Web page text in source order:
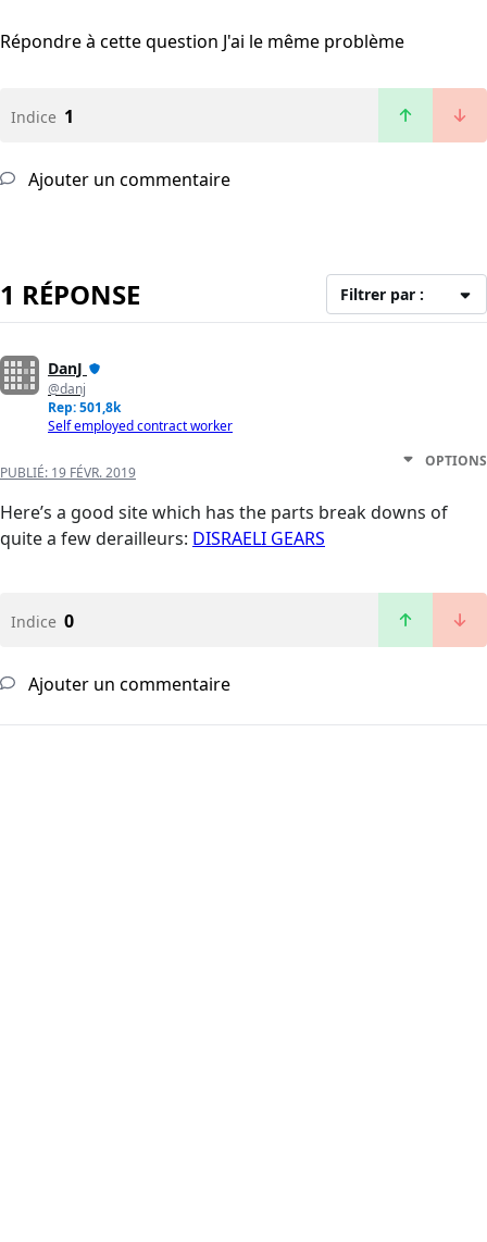
Répondre à cette question J'ai le même problème
Indice 1
Ajouter un commentaire
1 RÉPONSE Filtrer par :
DanJ
@danj
Rep: 501,8k
Self employed contract worker
PUBLIÉ: 19 FÉVR. 2019
OPTIONS
Here’s a good site which has the parts break downs of
quite a few derailleurs: DISRAELI GEARS
Indice 0
Ajouter un commentaire